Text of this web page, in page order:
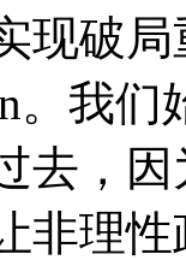
破局
。我
去，
非理